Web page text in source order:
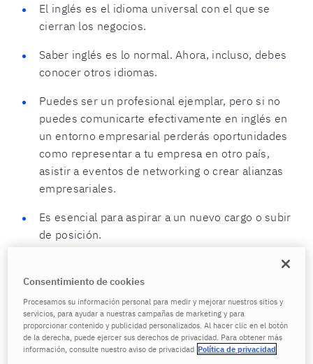
El inglés es el idioma universal con el que se
cierran los negocios.
Saber inglés es lo normal. Ahora, incluso, debes
conocer otros idiomas.
Puedes ser un profesional ejemplar, pero si no
puedes comunicarte efectivamente en inglés en
un entorno empresarial perderás oportunidades
como representar a tu empresa en otro país,
asistir a eventos de networking o crear alianzas
empresariales.
Es esencial para aspirar a un nuevo cargo o subir
de posición.
Quizás estos puntos los tengas claros. Sin embargo,
es posible que hayas intentado perfeccionar tu inglés
y el resultado no ha sido satisfactorio. No tienes
tiempo suficiente, no cuentas con una clase
personalizada y adaptada a tus necesidades o no
encuentras espacios corporativos en los que puedas
Consentimiento de cookies
Procesamos su información personal para medir y mejorar nuestros sitios y
servicios, para ayudar a nuestras campañas de marketing y para
proporcionar contenido y publicidad personalizados. Al hacer clic en el botón
de la derecha, puede ejercer sus derechos de privacidad. Para obtener más
información, consulte nuestro aviso de privacidad Política de privacidad